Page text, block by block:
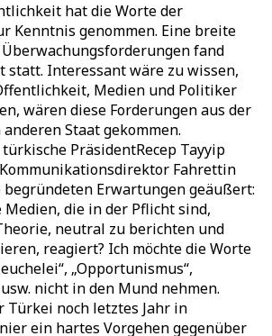
hat die Worte der
Kenntnis genommen. Eine breite
fand
statt. Interessant wäre zu wissen,
Medien und Politiker
wären diese Forderungen aus der
Staat gekommen.
PräsidentRecep Tayyip
Fahrettin
Erwartungen geäußert:
die in der Pflicht sind,
neutral zu berichten und
reagiert? Ich möchte die Worte
„Opportunismus“,
nicht in den Mund nehmen.
Türkei noch letztes Jahr in
ein hartes Vorgehen gegenüber